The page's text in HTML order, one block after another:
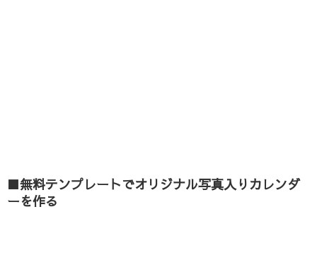
■無料テンプレートでオリジナル写真入りカレンダ
ーを作る